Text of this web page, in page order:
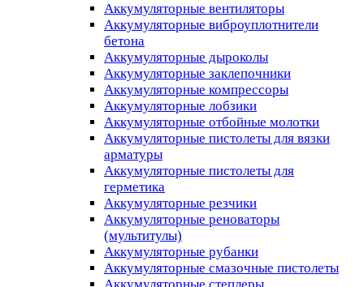
Аккумуляторные вентиляторы
Аккумуляторные виброуплотнители
бетона
Аккумуляторные дыроколы
Аккумуляторные заклепочники
Аккумуляторные компрессоры
Аккумуляторные лобзики
Аккумуляторные отбойные молотки
Аккумуляторные пистолеты для вязки
арматуры
Аккумуляторные пистолеты для
герметика
Аккумуляторные резчики
Аккумуляторные реноваторы
(мультитулы)
Аккумуляторные рубанки
Аккумуляторные смазочные пистолеты